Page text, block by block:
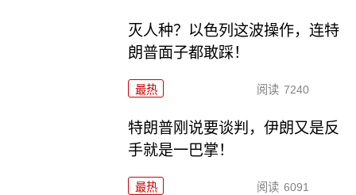
灭人种？以色列这波操作，连特
朗普面子都敢踩！
最热 阅读 7240
特朗普刚说要谈判，伊朗又是反
手就是一巴掌！
最热 阅读 6091